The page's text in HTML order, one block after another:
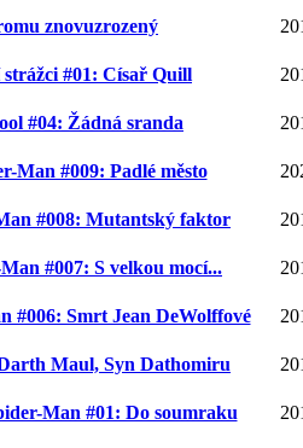
znovuzrozený
#01: Císař Quill
#04: Žádná sranda
Man #009: Padlé město
#008: Mutantský faktor
#007: S velkou mocí...
#006: Smrt Jean DeWolffové
Maul, Syn Dathomiru
Man #01: Do soumraku